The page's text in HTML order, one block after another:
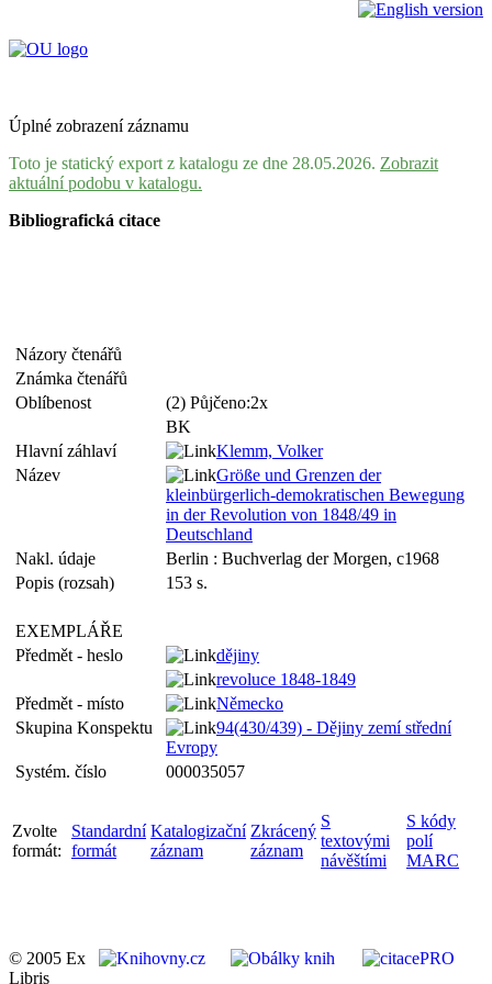
Úplné zobrazení záznamu
Toto je statický export z katalogu ze dne 28.05.2026. Zobrazit
aktuální podobu v katalogu.
Bibliografická citace
Názory čtenářů
Známka čtenářů
Oblíbenost
(2) Půjčeno:2x
BK
Hlavní záhlaví
Klemm, Volker
Název
Größe und Grenzen der
kleinbürgerlich-demokratischen Bewegung
in der Revolution von 1848/49 in
Deutschland
Nakl. údaje
Berlin : Buchverlag der Morgen, c1968
Popis (rozsah)
153 s.
EXEMPLÁŘE
Předmět - heslo
dějiny
revoluce 1848-1849
Předmět - místo
Německo
Skupina Konspektu
94(430/439) - Dějiny zemí střední
Evropy
Systém. číslo
000035057
Zvolte
formát:
Standardní
formát
Katalogizační
záznam
Zkrácený
záznam
S
textovými
návěštími
S kódy
polí
MARC
© 2005 Ex
Libris